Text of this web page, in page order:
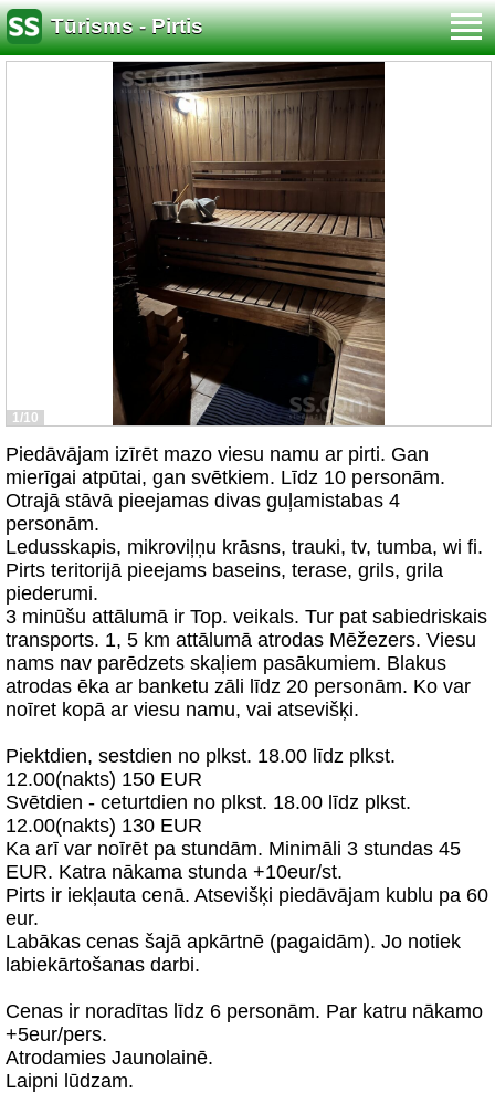
Tūrisms - Pirtis
1/10
Piedāvājam izīrēt mazo viesu namu ar pirti. Gan
mierīgai atpūtai, gan svētkiem. Līdz 10 personām.
Otrajā stāvā pieejamas divas guļamistabas 4
personām.
Ledusskapis, mikroviļņu krāsns, trauki, tv, tumba, wi fi.
Pirts teritorijā pieejams baseins, terase, grils, grila
piederumi.
3 minūšu attālumā ir Top. veikals. Tur pat sabiedriskais
transports. 1, 5 km attālumā atrodas Mēžezers. Viesu
nams nav parēdzets skaļiem pasākumiem. Blakus
atrodas ēka ar banketu zāli līdz 20 personām. Ko var
noīret kopā ar viesu namu, vai atsevišķi.
Piektdien, sestdien no plkst. 18.00 līdz plkst.
12.00(nakts) 150 EUR
Svētdien - ceturtdien no plkst. 18.00 līdz plkst.
12.00(nakts) 130 EUR
Ka arī var noīrēt pa stundām. Minimāli 3 stundas 45
EUR. Katra nākama stunda +10eur/st.
Pirts ir iekļauta cenā. Atsevišķi piedāvājam kublu pa 60
eur.
Labākas cenas šajā apkārtnē (pagaidām). Jo notiek
labiekārtošanas darbi.
Cenas ir noradītas līdz 6 personām. Par katru nākamo
+5eur/pers.
Atrodamies Jaunolainē.
Laipni lūdzam.